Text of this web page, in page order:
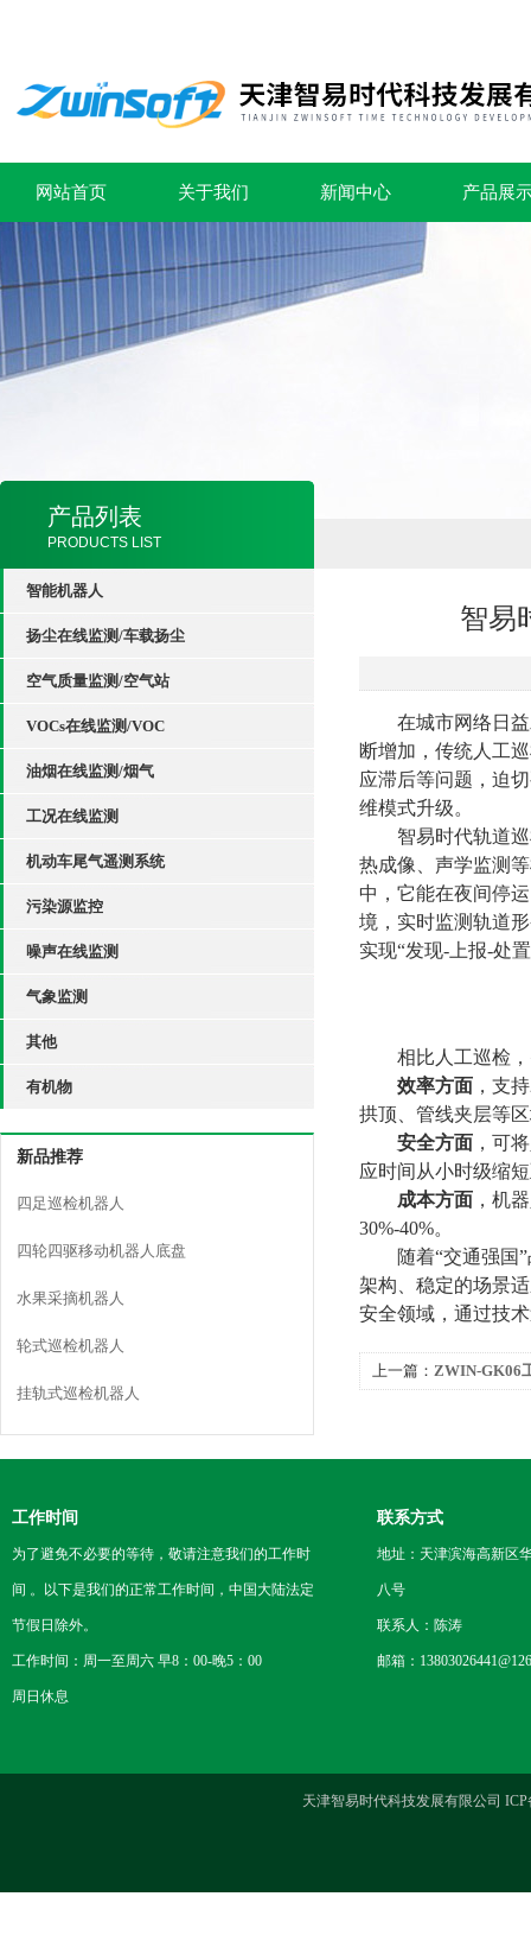
网站首页 关于我们 新闻中心 产品展
产品列表
PRODUCTS LIST
智能机器人
扬尘在线监测/车载扬尘
空气质量监测/空气站
VOCs在线监测/VOC
油烟在线监测/烟气
工况在线监测
机动车尾气遥测系统
污染源监控
噪声在线监测
气象监测
其他
有机物
新品推荐
四足巡检机器人
四轮四驱移动机器人底盘
水果采摘机器人
轮式巡检机器人
挂轨式巡检机器人
智易
在城市网络日
断增加，传统人工
应滞后等问题，迫
维模式升级。
智易时代轨道
热成像、声学监测
中，它能在夜间停
境，实时监测轨道
实现“发现-上报-处
相比人工巡检
效率方面 ，支
拱顶、管线夹层等
安全方面 ，可
应时间从小时级缩
成本方面 ，机
30%-40%。
随着“交通强国
架构、稳定的场景
安全领域，通过技
上一篇： ZWIN-GK06
工作时间
为了避免不必要的等待，敬请注意我们的工作时
间 。以下是我们的正常工作时间，中国大陆法定
节假日除外。
工作时间：周一至周六 早8：00-晚5：00
周日休息
联系方式
地址：天津滨海高新区
八号
联系人：陈涛
邮箱：
天津智易时代科技发展有限公司 ICP